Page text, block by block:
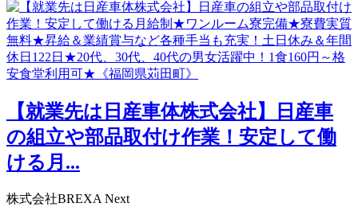
【就業先は日産車体株式会社】日産車
の組立や部品取付け作業！安定して働
ける月...
株式会社BREXA Next